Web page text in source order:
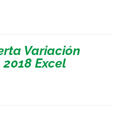
Variación
Excel